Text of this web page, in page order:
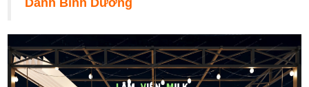
Danh Bình Dương